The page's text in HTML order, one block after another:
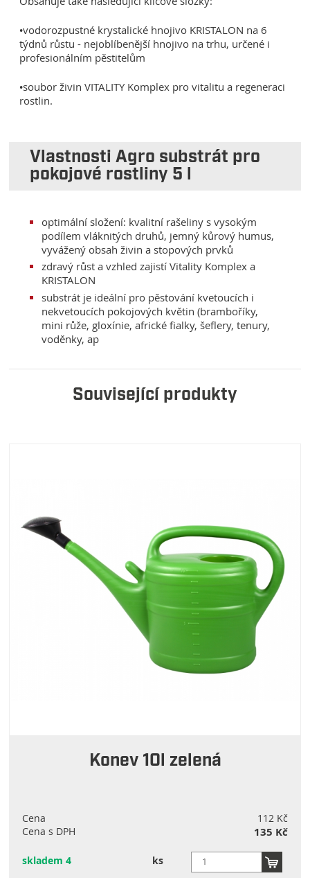
•vodorozpustné krystalické hnojivo KRISTALON na 6
týdnů růstu - nejoblíbenější hnojivo na trhu, určené i
profesionálním pěstitelům
•soubor živin VITALITY Komplex pro vitalitu a regeneraci
rostlin.
Vlastnosti Agro substrát pro
pokojové rostliny 5 l
optimální složení: kvalitní rašeliny s vysokým
podílem vláknitých druhů, jemný kůrový humus,
vyvážený obsah živin a stopových prvků
zdravý růst a vzhled zajistí Vitality Komplex a
KRISTALON
substrát je ideální pro pěstování kvetoucích i
nekvetoucích pokojových květin (bramboříky,
mini růže, gloxínie, africké fialky, šeflery, tenury,
voděnky, ap
Související produkty
Konev 10l zelená
Cena
112 Kč
Cena s DPH
135 Kč
skladem 4 ks